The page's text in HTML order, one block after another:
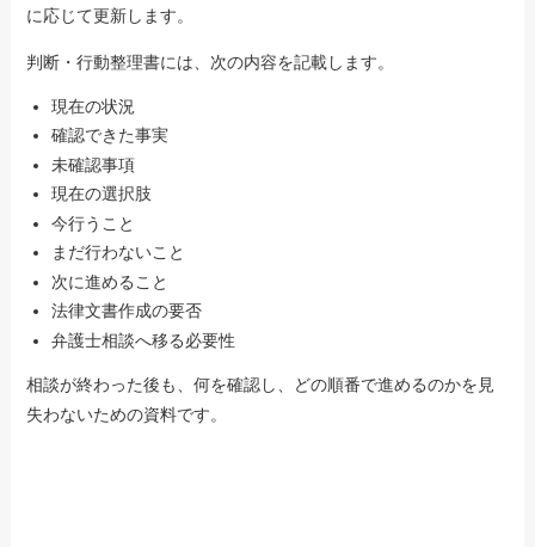
に応じて更新します。
判断・行動整理書には、次の内容を記載します。
現在の状況
確認できた事実
未確認事項
現在の選択肢
今行うこと
まだ行わないこと
次に進めること
法律文書作成の要否
弁護士相談へ移る必要性
相談が終わった後も、何を確認し、どの順番で進めるのかを見
失わないための資料です。